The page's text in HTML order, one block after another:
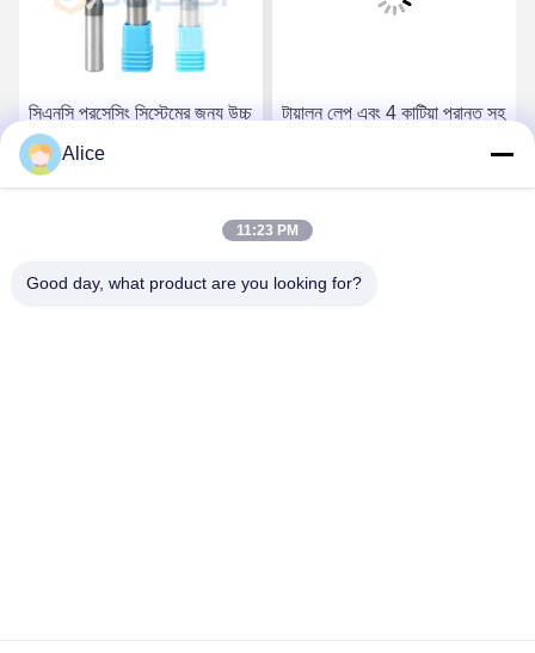
সিএনসি প্রসেসিং সিস্টেমের জন্য উচ্চ
পারফরম্যান্স কার্বাইড রুক্ষ শেষ মিলস
6 মিমি 8 মিমি 10 মিমি সুপার লেপ
টায়ালন লেপ এবং 4 কাটিয়া প্রান্ত সহ
Alice
11:23 PM
Good day, what product are you looking for?